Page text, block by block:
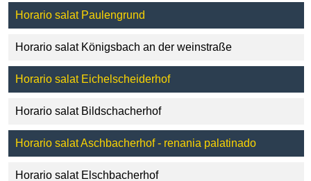
Horario salat Paulengrund
Horario salat Königsbach an der weinstraße
Horario salat Eichelscheiderhof
Horario salat Bildschacherhof
Horario salat Aschbacherhof - renania palatinado
Horario salat Elschbacherhof